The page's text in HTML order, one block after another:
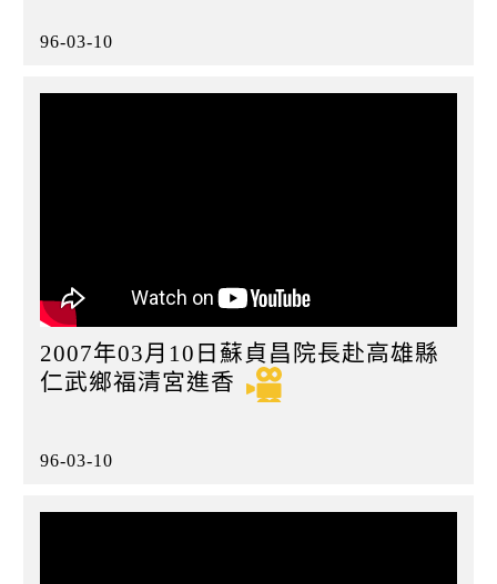
96-03-10
2007年03月10日蘇貞昌院長赴高雄縣
仁武鄉福清宮進香
96-03-10